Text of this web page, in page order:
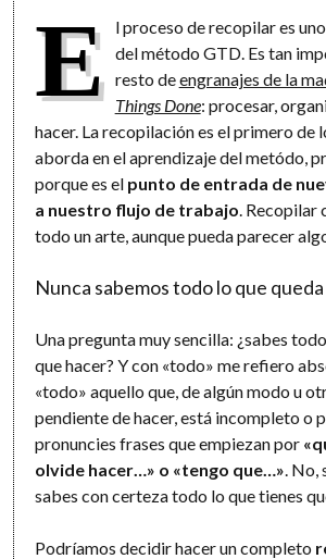
E l proceso de recopilar es
del método GTD. Es tan
resto deengranajes de la
Things Done: procesar,
hacer. La recopilación es el primero de
aborda en el aprendizaje del metódo,
porque es el punto de entrada de
a nuestro flujo de trabajo .
todo un arte, aunque pueda parecer
Nunca sabemos todo lo que
Una pregunta muy sencilla: ¿sabes
que hacer? Y con «todo» me refiero
«todo» aquello que, de algún modo u
pendiente de hacer, está incompleto o
pronuncies frases que empiezan por
olvide hacer…» o «tengo que…» .
sabes con certeza todo lo que tienes
Podríamos decidir hacer un completo